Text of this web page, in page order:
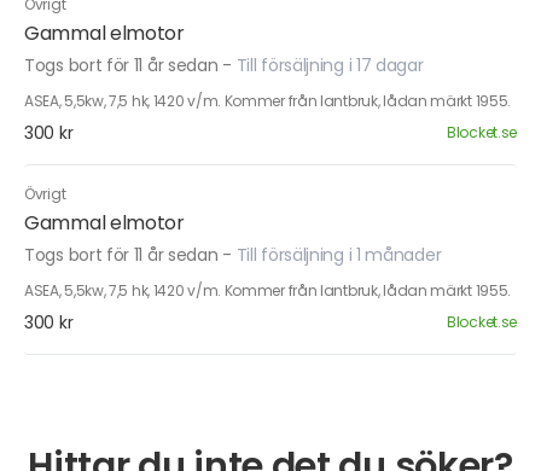
Övrigt
Gammal elmotor
Togs bort för 11 år sedan - Till försäljning i 17 dagar
ASEA, 5,5kw, 7,5 hk, 1420 v/m. Kommer från lantbruk, lådan märkt 1955.
300 kr Blocket.se
Övrigt
Gammal elmotor
Togs bort för 11 år sedan - Till försäljning i 1 månader
ASEA, 5,5kw, 7,5 hk, 1420 v/m. Kommer från lantbruk, lådan märkt 1955.
300 kr Blocket.se